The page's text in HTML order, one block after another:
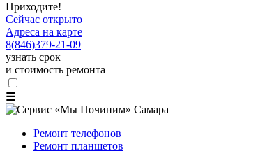
Приходите!
Сейчас открыто
Адреса на карте
8(846)379-21-09
узнать срок
и стоимость ремонта
☰
Ремонт телефонов
Ремонт планшетов